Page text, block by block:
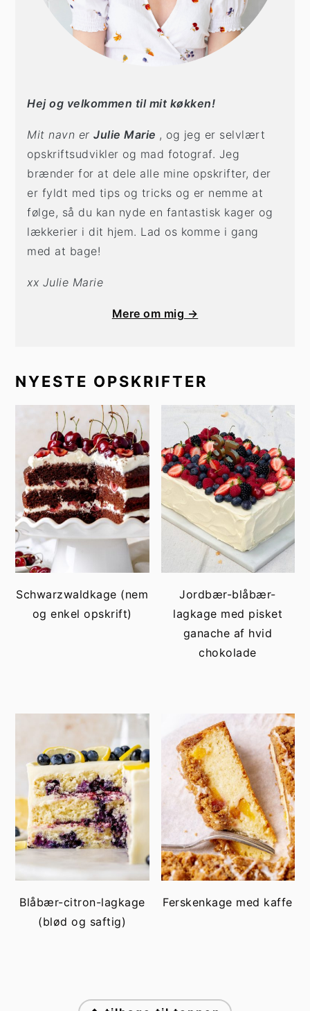
Hej og velkommen til mit køkken!
Mit navn erJulie Marie , og jeg er selvlært
opskriftsudvikler og mad fotograf. Jeg
brænder for at dele alle mine opskrifter, der
er fyldt med tips og tricks og er nemme at
følge, så du kan nyde en fantastisk kager og
lækkerier i dit hjem. Lad os komme i gang
med at bage!
xx Julie Marie
Mere om mig →
NYESTE OPSKRIFTER
Schwarzwaldkage (nem
og enkel opskrift)
Jordbær-blåbær-
lagkage med pisket
ganache af hvid
chokolade
Blåbær-citron-lagkage
(blød og saftig)
Ferskenkage med kaffe